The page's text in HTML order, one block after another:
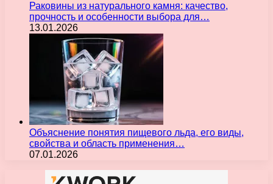
Раковины из натурального камня: качество,
прочность и особенности выбора для…
13.01.2026
Объяснение понятия пищевого льда, его виды,
свойства и область применения…
07.01.2026